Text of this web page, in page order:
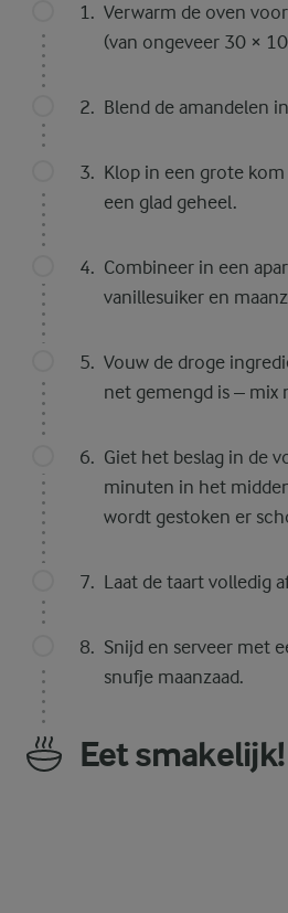
Verwarm de oven
(van ongeveer 30 ×
Blend de amandelen
Klop in een grote
een glad geheel.
Combineer in een
vanillesuiker en
Vouw de droge
net gemengd is – mix
Giet het beslag in de
minuten in het
wordt gestoken er
Laat de taart volledig
Snijd en serveer met
snufje maanzaad.
Eet smakelijk!